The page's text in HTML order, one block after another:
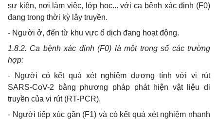
sự kiện, nơi làm việc, lớp học... với ca bệnh xác định (F0)
đang trong thời kỳ lây truyền.
- Người ở, đến từ khu vực ổ dịch đang hoạt động.
1.8.2. Ca bệnh xác định (F0) là một trong số các trường
hợp:
- Người có kết quả xét nghiệm dương tính với vi rút
SARS-CoV-2 bằng phương pháp phát hiện vật liệu di
truyền của vi rút (RT-PCR).
- Người tiếp xúc gần (F1) và có kết quả xét nghiệm nhanh